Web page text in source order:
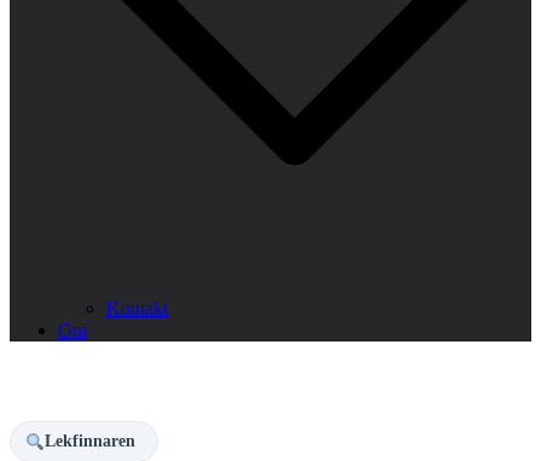
Kontakt
Om
Lekfinnaren